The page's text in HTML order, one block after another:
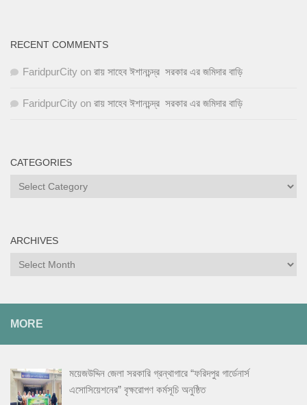
RECENT COMMENTS
FaridpurCity on রায় সাহেব ঈশানচন্দ্র সরকার এর জমিদার বাড়ি
FaridpurCity on রায় সাহেব ঈশানচন্দ্র সরকার এর জমিদার বাড়ি
CATEGORIES
Categories
ARCHIVES
Archives
MORE
ময়েজউদ্দিন জেলা সরকারি গ্রন্থাগারে “ফরিদপুর গার্ডেনার্স
এসোসিয়েশনের” বৃক্ষরোপণ কর্মসূচি অনুষ্ঠিত